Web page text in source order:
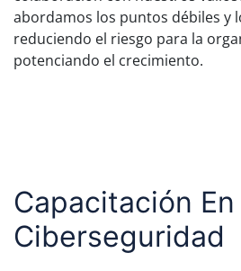
abordamos los puntos débiles y
reduciendo el riesgo para la
potenciando el crecimiento.
Capacitación En
Ciberseguridad